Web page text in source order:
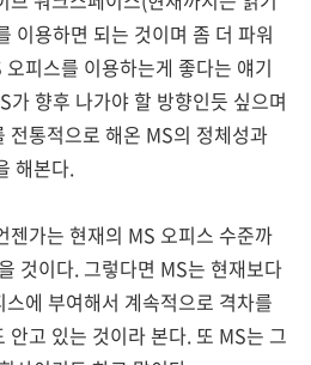
이용하면 되는 것이며 좀 더 파워
피스를 이용하는게 좋다는 얘기
가 향후 나가야 할 방향인듯 싶으며
전통적으로 해온 MS의 정체성과
해본다.
젠가는 현재의 MS 오피스 수준까
것이다. 그렇다면 MS는 현재보다
에 부여해서 계속적으로 격차를
안고 있는 것이라 본다. 또 MS는 그